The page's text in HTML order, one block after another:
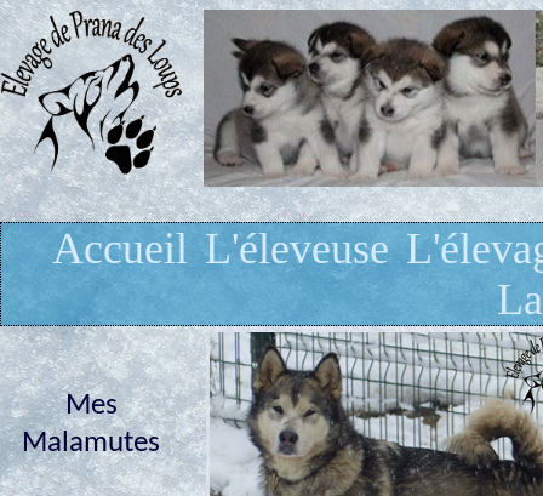
Accueil L'éleveuse
Mes
Malamutes